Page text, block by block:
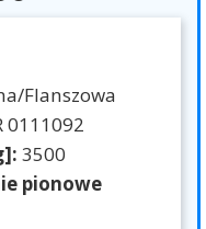
Flanszowa
0111092
3500
pionowe